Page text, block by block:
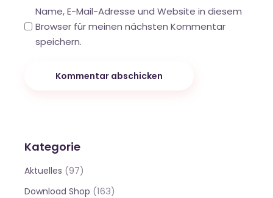
Name, E-Mail-Adresse und Website in diesem
Browser für meinen nächsten Kommentar
speichern.
Kommentar abschicken
Kategorie
Aktuelles (97)
Download Shop (163)